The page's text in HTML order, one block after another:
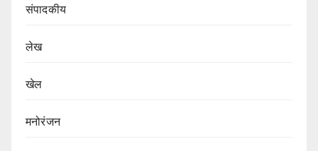
संपादकीय
लेख
खेल
मनोरंजन